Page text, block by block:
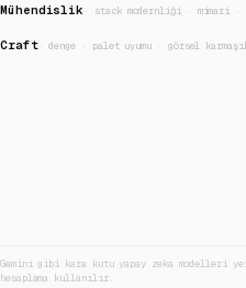
Mühendislik · stack modernliği · mimari
Craft·denge · palet uyumu · görsel
Gemini gibi kara kutu yapay zeka modelleri
hesaplama kullanılır.